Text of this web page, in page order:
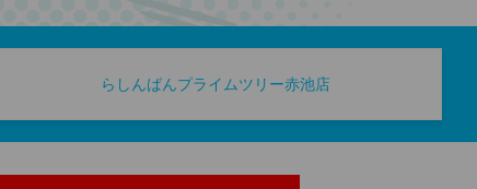
らしんばんプライムツリー赤池店